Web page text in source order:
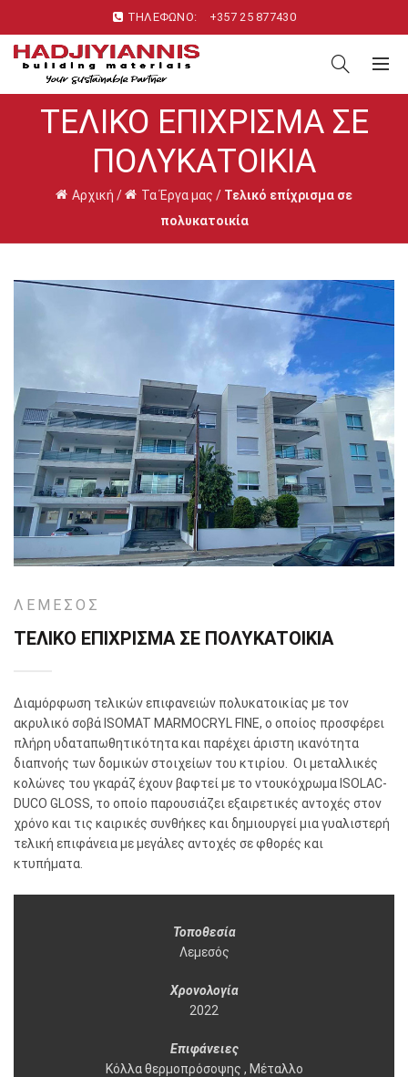
ΤΗΛΕΦΩΝΟ: +357 25 877430
ΤΕΛΙΚΌ ΕΠΊΧΡΙΣΜΑ ΣΕ
ΠΟΛΥΚΑΤΟΙΚΊΑ
Αρχική / Τα Έργα μας / Τελικό επίχρισμα σε
πολυκατοικία
ΛΕΜΕΣΟΣ
ΤΕΛΙΚΟ ΕΠΙΧΡΙΣΜΑ ΣΕ ΠΟΛΥΚΑΤΟΙΚΙΑ
Διαμόρφωση τελικών επιφανειών πολυκατοικίας με τον
ακρυλικό σοβά ISOMAT MARMOCRYL FINE, ο οποίος προσφέρει
πλήρη υδαταπωθητικότητα και παρέχει άριστη ικανότητα
διαπνοής των δομικών στοιχείων του κτιρίου. Οι μεταλλικές
κολώνες του γκαράζ έχουν βαφτεί με το ντουκόχρωμα ISOLAC-
DUCO GLOSS, το οποίο παρουσιάζει εξαιρετικές αντοχές στον
χρόνο και τις καιρικές συνθήκες και δημιουργεί μια γυαλιστερή
τελική επιφάνεια με μεγάλες αντοχές σε φθορές και
κτυπήματα.
Τοποθεσία
Λεμεσός
Χρονολογία
2022
Επιφάνειες
Κόλλα θερμοπρόσοψης , Μέταλλο